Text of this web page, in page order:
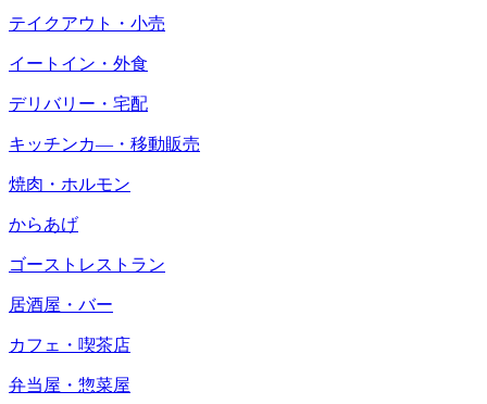
テイクアウト・小売
イートイン・外食
デリバリー・宅配
キッチンカ―・移動販売
焼肉・ホルモン
からあげ
ゴーストレストラン
居酒屋・バー
カフェ・喫茶店
弁当屋・惣菜屋